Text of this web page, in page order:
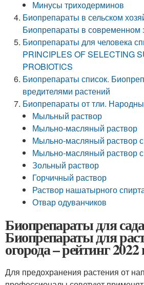
Минусы триходерминов
Биопрепараты в сельском
Биопрепараты в современном
Биопрепараты для человека
PRINCIPLES OF SELECTING
PROBIOTICS
Биопрепараты список.
вредителями растений
Биопрепараты от тли.
Мыльный раствор
Мыльно-масляный раствор
Мыльно-масляный раствор
Мыльно-масляный раствор
Зольный раствор
Горчичный раствор
Раствор нашатырного
Отвар одуванчиков
Биопрепараты для
Биопрепараты для
огорода – рейтинг 2022
Для предохранения растения от